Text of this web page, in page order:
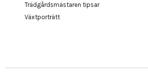
Trädgårdsmästaren tipsar
Växtporträtt